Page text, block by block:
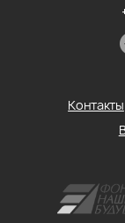
Контакты